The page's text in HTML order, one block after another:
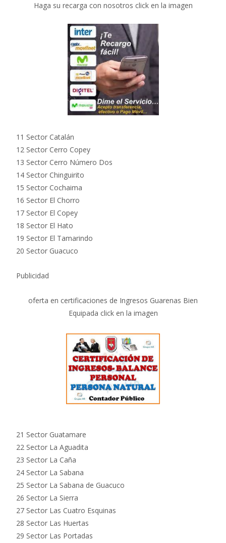
Haga su recarga con nosotros click en la imagen
11 Sector Catalán
12 Sector Cerro Copey
13 Sector Cerro Número Dos
14 Sector Chinguirito
15 Sector Cochaima
16 Sector El Chorro
17 Sector El Copey
18 Sector El Hato
19 Sector El Tamarindo
20 Sector Guacuco
Publicidad
oferta en certificaciones de Ingresos Guarenas Bien
Equipada click en la imagen
21 Sector Guatamare
22 Sector La Aguadita
23 Sector La Caña
24 Sector La Sabana
25 Sector La Sabana de Guacuco
26 Sector La Sierra
27 Sector Las Cuatro Esquinas
28 Sector Las Huertas
29 Sector Las Portadas